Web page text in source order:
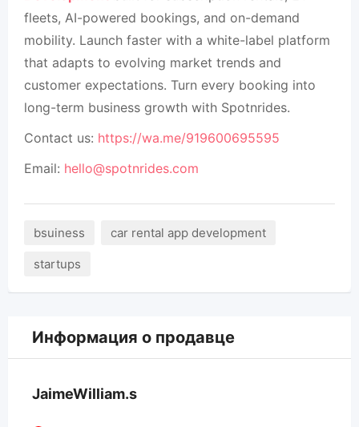
fleets, AI-powered bookings, and on-demand
mobility. Launch faster with a white-label platform
that adapts to evolving market trends and
customer expectations. Turn every booking into
long-term business growth with Spotnrides.
Contact us: https://wa.me/919600695595
Email: hello@spotnrides.com
bsuiness car rental app development
startups
Информация о продавце
JaimeWilliam.s